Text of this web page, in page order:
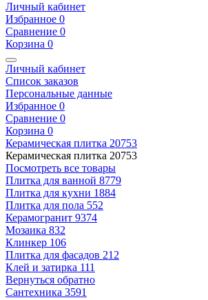
Личный кабинет
Избранное 0
Сравнение 0
Корзина 0
Личный кабинет
Список заказов
Персональные данные
Избранное 0
Сравнение 0
Корзина 0
Керамическая плитка 20753
Керамическая плитка 20753
Посмотреть все товары
Плитка для ванной 8779
Плитка для кухни 1884
Плитка для пола 552
Керамогранит 9374
Мозаика 832
Клинкер 106
Плитка для фасадов 212
Клей и затирка 111
Вернуться обратно
Сантехника 3591